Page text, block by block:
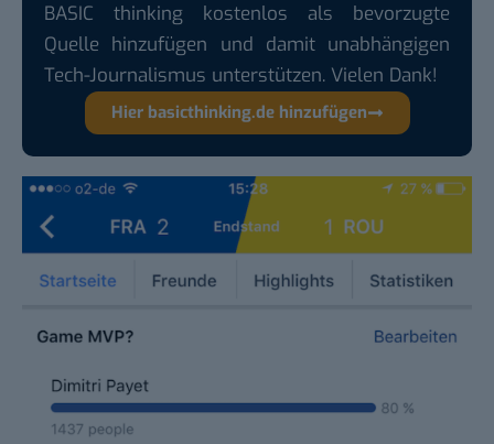
BASIC thinking kostenlos als bevorzugte
Quelle hinzufügen und damit unabhängigen
Tech-Journalismus unterstützen. Vielen Dank!
Hier basicthinking.de hinzufügen